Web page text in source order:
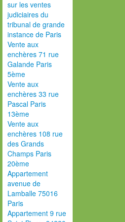
sur les ventes
judiciaires du
tribunal de grande
instance de Paris
Vente aux
enchères 71 rue
Galande Paris
5ème
Vente aux
enchères 33 rue
Pascal Paris
13ème
Vente aux
enchères 108 rue
des Grands
Champs Paris
20ème
Appartement
avenue de
Lamballe 75016
Paris
Appartement 9 rue